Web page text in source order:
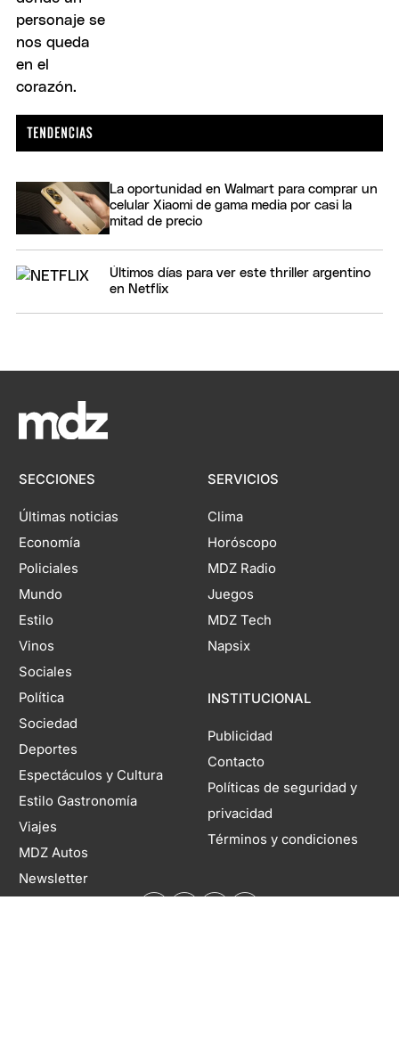
La oportunidad en Walmart para comprar un
celular Xiaomi de gama media por casi la
mitad de precio
Últimos días para ver este thriller argentino
en Netflix
SECCIONES
Últimas noticias
Economía
Policiales
Mundo
Estilo
Vinos
Sociales
Política
Sociedad
Deportes
Espectáculos y Cultura
Estilo Gastronomía
Viajes
MDZ Autos
Newsletter
SERVICIOS
Clima
Horóscopo
MDZ Radio
Juegos
MDZ Tech
Napsix
INSTITUCIONAL
Publicidad
Contacto
Políticas de seguridad y
privacidad
Términos y condiciones